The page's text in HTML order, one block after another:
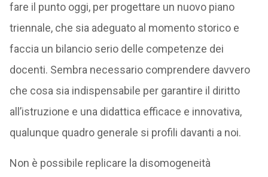
fare il punto oggi, per progettare un nuovo piano
triennale, che sia adeguato al momento storico e
faccia un bilancio serio delle competenze dei
docenti. Sembra necessario comprendere davvero
che cosa sia indispensabile per garantire il diritto
all’istruzione e una didattica efficace e innovativa,
qualunque quadro generale si profili davanti a noi.
Non è possibile replicare la disomogeneità